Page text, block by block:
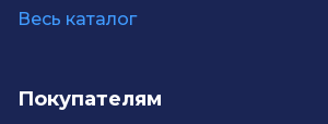
Весь каталог
Покупателям